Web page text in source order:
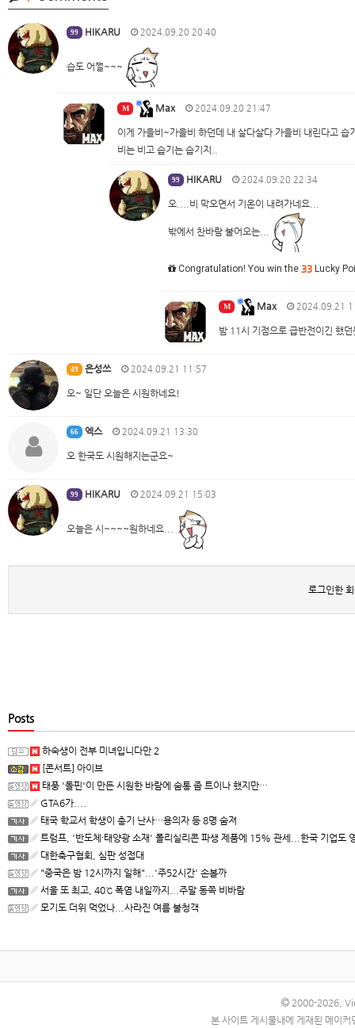
99 HIKARU 2024.09.20 20:40
습도 어쩔~~~
M Max 2024.09.20 21:47
이게 가을비~가을비 하던데 내 살다살다 가을비 내린다고
비는 비고 습기는 습기지..
99 HIKARU 2024.09.20 22:34
오....비 막오면서 기온이 내려가네요...
밖에서 찬바람 불어오는...
Congratulation! You win the 33 Lucky
M Max 2024.09.21
밤 11시 기점으로 급반전이긴 했
49 은성쓰 2024.09.21 11:57
오~ 일단 오늘은 시원하네요!
66 엑스 2024.09.21 13:30
오 한국도 시원해지는군요~
99 HIKARU 2024.09.21 15:03
오늘은 시~~~~원하네요...
로그인한
Posts
하숙생이 전부 미녀입니다만 2
[콘서트] 아이브
태풍 '돌핀'이 만든 시원한 바람에 숨통 좀 트이나 했지만…
GTA6가....
태국 학교서 학생이 총기 난사…용의자 등 8명 숨져
트럼프, '반도체·태양광 소재' 폴리실리콘 파생 제품에 15% 관세...한국 기업도
대한축구협회, 심판 성접대
"중국은 밤 12시까지 일해"...'주52시간' 손볼까
서울 또 최고, 40℃ 폭염 내일까지...주말 동쪽 비바람
모기도 더위 먹었나...사라진 여름 불청객
2000-2026,
본 사이트 게시물내에 게재된 메이